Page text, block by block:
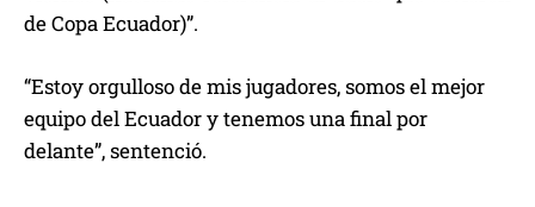
de Copa Ecuador)”.
“Estoy orgulloso de mis jugadores, somos el mejor
equipo del Ecuador y tenemos una final por
delante”, sentenció.